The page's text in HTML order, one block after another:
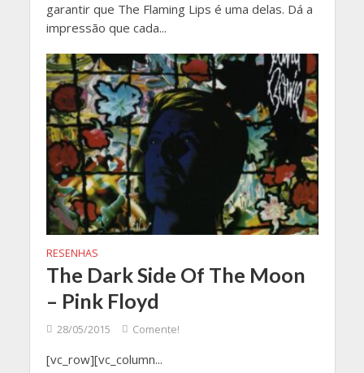
garantir que The Flaming Lips é uma delas. Dá a
impressão que cada...
RESENHAS
The Dark Side Of The Moon
– Pink Floyd
28/05/2015 Comente!
[vc_row][vc_column...